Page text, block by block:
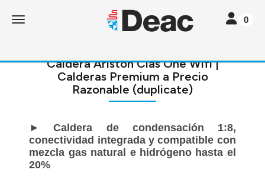
Toggle navigation Toggle
0
Caldera Ariston Clas One Wifi |
Calderas Premium a Precio
Razonable (duplicate)
► Caldera de condensación 1:8,
conectividad integrada y compatible con
mezcla gas natural e hidrógeno hasta el
20%